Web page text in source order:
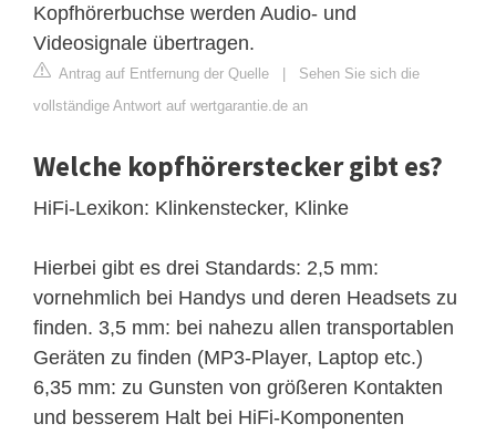
Kopfhörerbuchse werden Audio- und
Videosignale übertragen.
Antrag auf Entfernung der Quelle | Sehen Sie sich die
vollständige Antwort auf wertgarantie.de an
Welche kopfhörerstecker gibt es?
HiFi-Lexikon: Klinkenstecker, Klinke
Hierbei gibt es drei Standards: 2,5 mm:
vornehmlich bei Handys und deren Headsets zu
finden. 3,5 mm: bei nahezu allen transportablen
Geräten zu finden (MP3-Player, Laptop etc.)
6,35 mm: zu Gunsten von größeren Kontakten
und besserem Halt bei HiFi-Komponenten